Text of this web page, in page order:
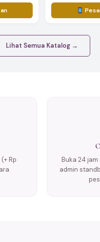
Lihat Semua Katalog →
Rp
Buka 24
admin